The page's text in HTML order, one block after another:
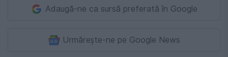
Adaugă-ne ca sursă preferată în Google
Urmărește-ne pe Google News